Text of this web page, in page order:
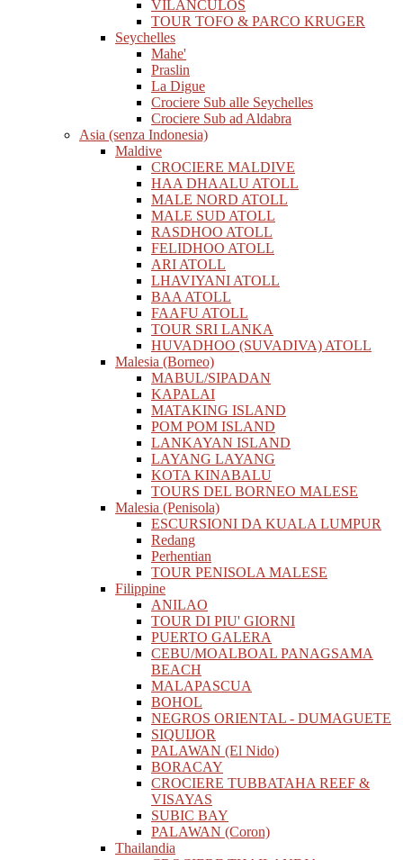
VILANCULOS
TOUR TOFO & PARCO KRUGER
Seychelles
Mahe'
Praslin
La Digue
Crociere Sub alle Seychelles
Crociere Sub ad Aldabra
Asia (senza Indonesia)
Maldive
CROCIERE MALDIVE
HAA DHAALU ATOLL
MALE NORD ATOLL
MALE SUD ATOLL
RASDHOO ATOLL
FELIDHOO ATOLL
ARI ATOLL
LHAVIYANI ATOLL
BAA ATOLL
FAAFU ATOLL
TOUR SRI LANKA
HUVADHOO (SUVADIVA) ATOLL
Malesia (Borneo)
MABUL/SIPADAN
KAPALAI
MATAKING ISLAND
POM POM ISLAND
LANKAYAN ISLAND
LAYANG LAYANG
KOTA KINABALU
TOURS DEL BORNEO MALESE
Malesia (Penisola)
ESCURSIONI DA KUALA LUMPUR
Redang
Perhentian
TOUR PENISOLA MALESE
Filippine
ANILAO
TOUR DI PIU' GIORNI
PUERTO GALERA
CEBU/MOALBOAL PANAGSAMA
BEACH
MALAPASCUA
BOHOL
NEGROS ORIENTAL - DUMAGUETE
SIQUIJOR
PALAWAN (El Nido)
BORACAY
CROCIERE TUBBATAHA REEF &
VISAYAS
SUBIC BAY
PALAWAN (Coron)
Thailandia